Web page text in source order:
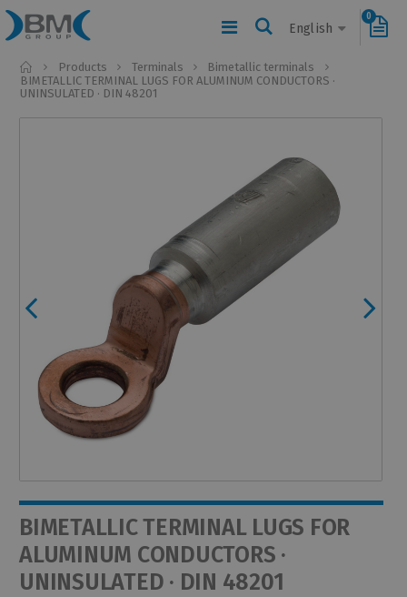
English
0
Home
Products Terminals
Bimetallic terminals
BIMETALLIC TERMINAL LUGS FOR ALUMINUM CONDUCTORS ·
UNINSULATED · DIN 48201
BIMETALLIC TERMINAL LUGS FOR
ALUMINUM CONDUCTORS ·
UNINSULATED · DIN 48201